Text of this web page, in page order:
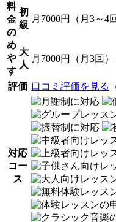
料
金
の
め
や
す
初
級
月7000円（月3～4
大
人
月7000円（月3回
評価 口コミ評価を見る
対応
コー
ス